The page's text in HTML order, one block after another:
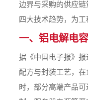
边界与采购的供应
四大技术趋势，为工
一、铝电解电
据《中国电子报》
配方与封装工艺，
时，部分高端产品